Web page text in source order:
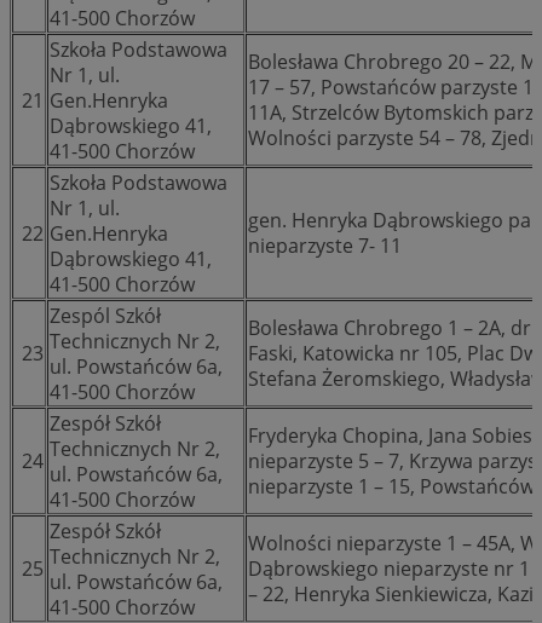
41-500 Chorzów
21
Szkoła Podstawowa
Nr 1, ul.
Gen.Henryka
Dąbrowskiego 41,
41-500 Chorzów
Bolesława Chrobrego 20 – 22,
17 – 57, Powstańców parzyste
11A, Strzelców Bytomskich
Wolności parzyste 54 – 78,
22
Szkoła Podstawowa
Nr 1, ul.
Gen.Henryka
Dąbrowskiego 41,
41-500 Chorzów
gen. Henryka Dąbrowskiego
nieparzyste 7- 11
23
Zespól Szkół
Technicznych Nr 2,
ul. Powstańców 6a,
41-500 Chorzów
Bolesława Chrobrego 1 – 2A,
Faski, Katowicka nr 105, Plac
Stefana Żeromskiego,
24
Zespół Szkół
Technicznych Nr 2,
ul. Powstańców 6a,
41-500 Chorzów
Fryderyka Chopina, Jana
nieparzyste 5 – 7, Krzywa
nieparzyste 1 – 15, Powstańców
25
Zespół Szkół
Technicznych Nr 2,
ul. Powstańców 6a,
41-500 Chorzów
Wolności nieparzyste 1 – 45A,
Dąbrowskiego nieparzyste nr 1
– 22, Henryka Sienkiewicza,